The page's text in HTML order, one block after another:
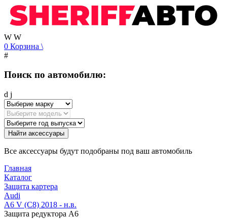
W W
0 Корзина \
#
Поиск по автомобилю:
d j
Найти аксессуары
Все аксессуары будут подобраны под ваш автомобиль
Главная
Каталог
Защита картера
Audi
A6 V (C8) 2018 - н.в.
Защита редуктора A6